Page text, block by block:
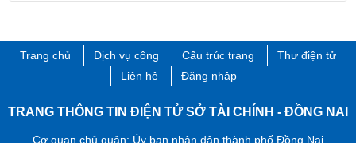
Trang chủ Dịch vụ công Cấu trúc trang
Thư điện tử
Liên hệ
Đăng nhập
TRANG THÔNG TIN ĐIỆN TỬ SỞ TÀI CHÍNH - ĐỒNG NAI
Cơ quan chủ quản: Ủy ban nhân dân thành phố Đồng Nai